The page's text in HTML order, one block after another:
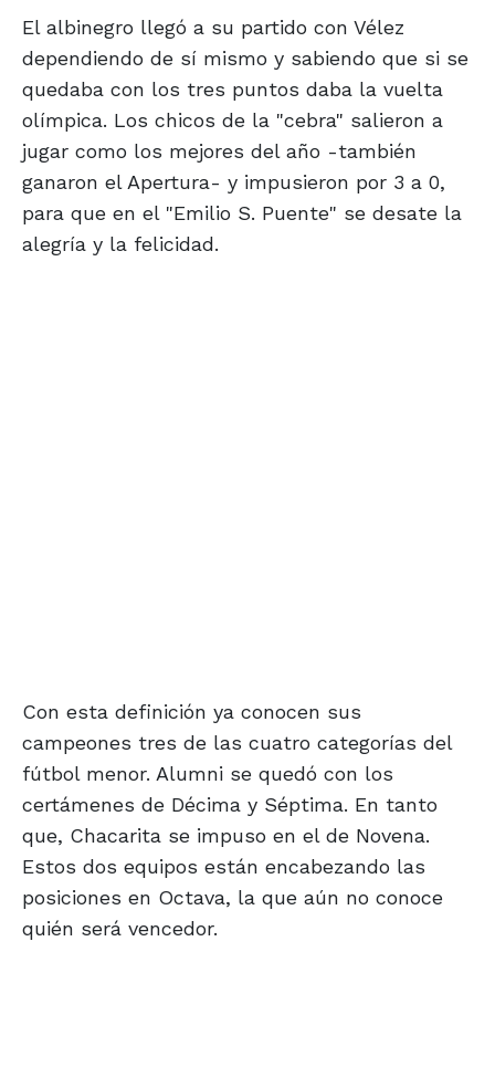
El albinegro llegó a su partido con Vélez
dependiendo de sí mismo y sabiendo que si se
quedaba con los tres puntos daba la vuelta
olímpica. Los chicos de la "cebra" salieron a
jugar como los mejores del año -también
ganaron el Apertura- y impusieron por 3 a 0,
para que en el "Emilio S. Puente" se desate la
alegría y la felicidad.
Con esta definición ya conocen sus
campeones tres de las cuatro categorías del
fútbol menor. Alumni se quedó con los
certámenes de Décima y Séptima. En tanto
que, Chacarita se impuso en el de Novena.
Estos dos equipos están encabezando las
posiciones en Octava, la que aún no conoce
quién será vencedor.